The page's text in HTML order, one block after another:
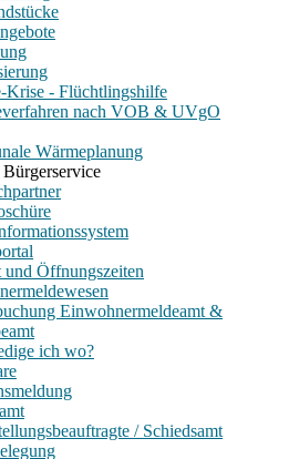
Krise - Flüchtlingshilfe
nach VOB & UVgO
Wärmeplanung
Öffnungszeiten
Einwohnermeldeamt &
ich wo?
/ Schiedsamt